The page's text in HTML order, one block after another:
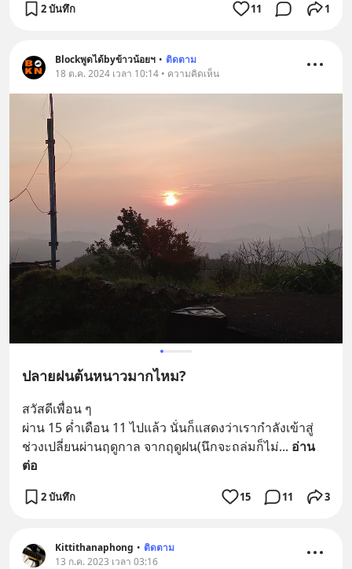
2 บันทึก 11 1
Blockพูดได้byข้าวน้อยฯ • ติดตาม
18 ต.ค. 2024 เวลา 10:14 • ความคิดเห็น
ปลายฝนต้นหนาวมากไหม?
สวัสดีเพื่อน ๆ
ผ่าน 15 ค่ำเดือน 11 ไปแล้ว นั่นก็แสดงว่าเรากำลังเข้าสู่
ช่วงเปลี่ยนผ่านฤดูกาล จากฤดูฝน(นึกจะถล่มก็ไม่... อ่าน
ต่อ
2 บันทึก 15 11 3
Kittithanaphong • ติดตาม
13 ก.ค. 2023 เวลา 03:16